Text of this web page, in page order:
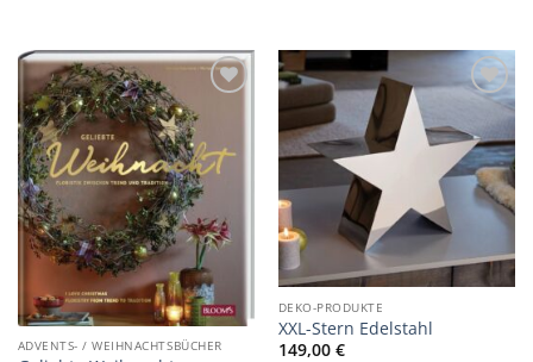
Zur
Merkliste
hinzufügen
ADVENTS- / WEIHNACHTSBÜCHER
Merkliste
hinzufügen
DEKO-PRODUKTE
XXL-Stern Edelstahl
149,00 €